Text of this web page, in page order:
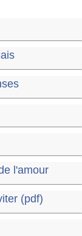
l'amour
(pdf)